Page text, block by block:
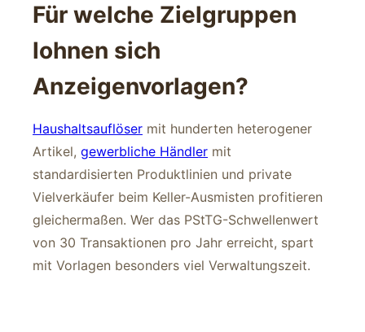
Für welche Zielgruppen
lohnen sich
Anzeigenvorlagen?
Haushaltsauflöser mit hunderten heterogener
Artikel, gewerbliche Händler mit
standardisierten Produktlinien und private
Vielverkäufer beim Keller-Ausmisten profitieren
gleichermaßen. Wer das PStTG-Schwellenwert
von 30 Transaktionen pro Jahr erreicht, spart
mit Vorlagen besonders viel Verwaltungszeit.